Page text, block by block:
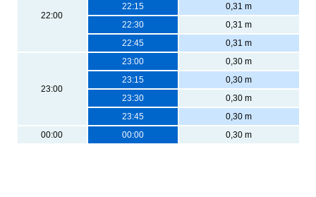
22:00
22:15
0,31 m
22:30
0,31 m
22:45
0,31 m
23:00
23:00
0,30 m
23:15
0,30 m
23:30
0,30 m
23:45
0,30 m
00:00
00:00 0,30 m